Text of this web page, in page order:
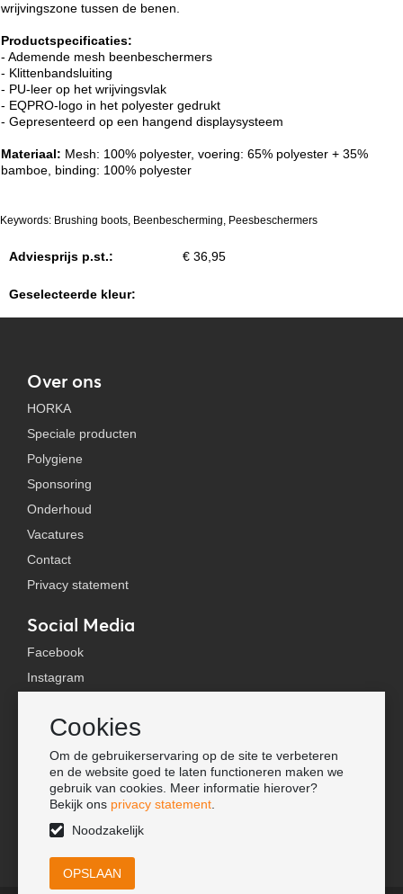
Cookies
Om de gebruikerservaring op de site te verbeteren
en de website goed te laten functioneren maken we
gebruik van cookies. Meer informatie hierover?
Bekijk ons privacy statement
Noodzakelijk
wrijvingszone tussen de benen.
Productspecificaties:
- Ademende mesh beenbeschermers
- Klittenbandsluiting
- PU-leer op het wrijvingsvlak
- EQPRO-logo in het polyester gedrukt
- Gepresenteerd op een hangend displaysysteem
Materiaal: Mesh: 100% polyester, voering: 65% polyester + 35%
bamboe, binding: 100% polyester
Keywords: Brushing boots, Beenbescherming, Peesbeschermers
Adviesprijs p.st.: € 36,95
Geselecteerde kleur:
Over ons
HORKA
Speciale producten
Polygiene
Sponsoring
Onderhoud
Vacatures
Contact
Privacy statement
Social Media
Facebook
Instagram
TikTok
Tools
Lookbook
Nieuwe klant